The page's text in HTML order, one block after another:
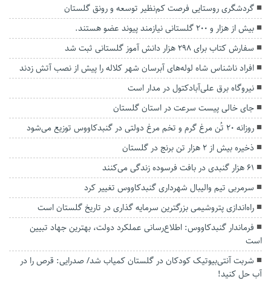
گردشگری روستایی فرصت کم‌نظیر توسعه و رونق گلستان
بیش از هزار و ۲۰۰ گلستانی نیازمند پیوند عضو هستند.
سفارش کتاب برای ۲۹۸ هزار دانش آموز گلستانی ثبت شد
افراد ناشناس شاه لوله‌های آبرسان شهر کلاله را پیش از نصب آتش زدند
نیروگاه برق علی‌آبادکتول در مدار است
جای خالی پیست سرعت در استان گلستان
روزانه ۲۰ تُن مرغ گرم و تخم مرغ دولتی در گنبدکاووس توزیع می‌شود
ذخیره بیش از ۲ هزار تن برنج در گلستان
۶۱ هزار گنبدی در بافت‌ فرسوده زندگی می‌کنند
سرمربی تیم والیبال شهرداری گنبدکاووس تغییر کرد
راه‌اندازی پتروشیمی بزرگترین سرمایه گذاری در تاریخ گلستان است
فرماندار گنبدکاووس: اطلاع‌رسانی عملکرد دولت، بهترین جهاد تبیین
است
شربت آنتی‌بیوتیک کودکان در گلستان کمیاب شد/ صدرایی: قرص را در
آب حل کنید!